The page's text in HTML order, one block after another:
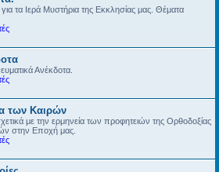
τα Ιερά Μυστήρια της Εκκλησίας μας. Θέματα
Ανέκδοτα.
των Καιρών
με την ερμηνεία των προφητειών της Ορθοδοξίας
στην Εποχή μας.